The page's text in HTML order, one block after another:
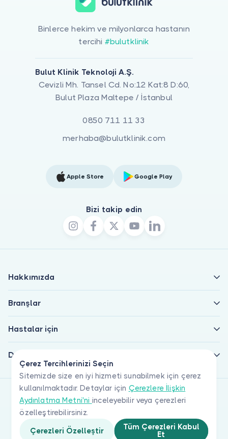
Çerez Tercihlerinizi Seçin
Sitemizde size en iyi hizmeti sunabilmek için çerez
kullanılmaktadır. Detaylar için Çerezlere İlişkin
Aydınlatma Metni'ni inceleyebilir veya çerezleri
özelleştirebilirsiniz.
Çerezleri Özelleştir
Tüm Çerezleri Kabul
Et
Binlerce hekim ve milyonlarca hastanın
tercihi #bulutklinik
Bulut Klinik Teknoloji A.Ş.
Cevizli Mh. Tansel Cd. No:12 Kat:8 D:60,
Bulut Plaza Maltepe / İstanbul
0850 711 11 33
merhaba@bulutklinik.com
Apple Store Google Play
Bizi takip edin
Hakkımızda
Branşlar
Hastalar için
Doktorlar için